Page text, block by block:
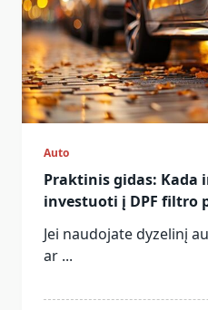
Auto
Praktinis gidas: Kada
investuoti į DPF filtro
Jei naudojate dyzelinį
ar ...